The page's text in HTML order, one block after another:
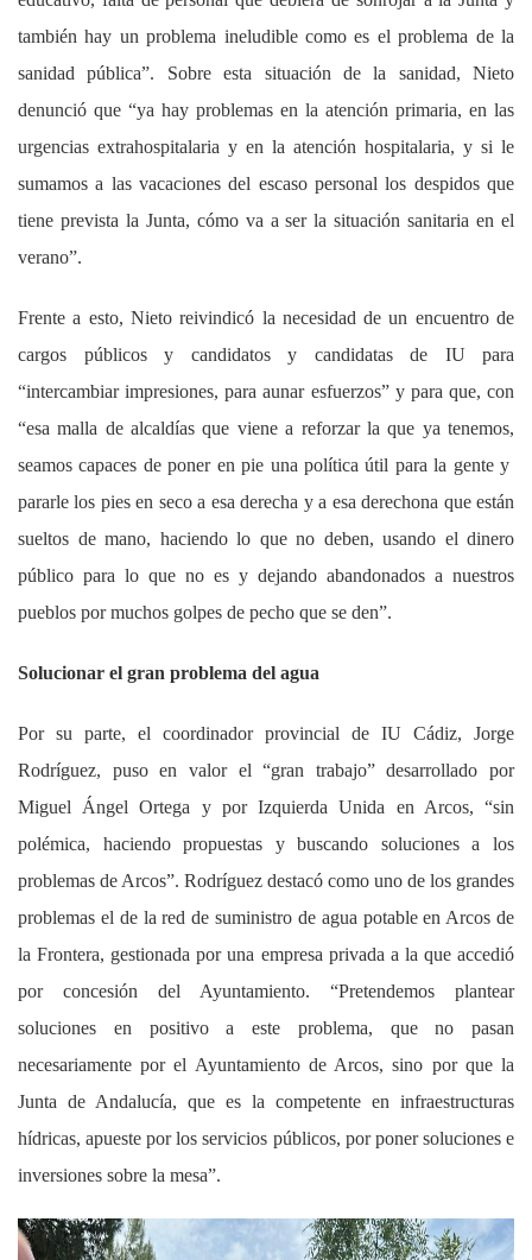
también hay un problema ineludible como es el problema de la
sanidad pública”. Sobre esta situación de la sanidad, Nieto
denunció que “ya hay problemas en la atención primaria, en las
urgencias extrahospitalaria y en la atención hospitalaria, y si le
sumamos a las vacaciones del escaso personal los despidos que
tiene prevista la Junta, cómo va a ser la situación sanitaria en el
verano”.
Frente a esto, Nieto reivindicó la necesidad de un encuentro de
cargos públicos y candidatos y candidatas de IU para
“intercambiar impresiones, para aunar esfuerzos” y para que, con
“esa malla de alcaldías que viene a reforzar la que ya tenemos,
seamos capaces de poner en pie una política útil para la gente y
pararle los pies en seco a esa derecha y a esa derechona que están
sueltos de mano, haciendo lo que no deben, usando el dinero
público para lo que no es y dejando abandonados a nuestros
pueblos por muchos golpes de pecho que se den”.
Solucionar el gran problema del agua
Por su parte, el coordinador provincial de IU Cádiz, Jorge
Rodríguez, puso en valor el “gran trabajo” desarrollado por
Miguel Ángel Ortega y por Izquierda Unida en Arcos, “sin
polémica, haciendo propuestas y buscando soluciones a los
problemas de Arcos”. Rodríguez destacó como uno de los grandes
problemas el de la red de suministro de agua potable en Arcos de
la Frontera, gestionada por una empresa privada a la que accedió
por concesión del Ayuntamiento. “Pretendemos plantear
soluciones en positivo a este problema, que no pasan
necesariamente por el Ayuntamiento de Arcos, sino por que la
Junta de Andalucía, que es la competente en infraestructuras
hídricas, apueste por los servicios públicos, por poner soluciones e
inversiones sobre la mesa”.